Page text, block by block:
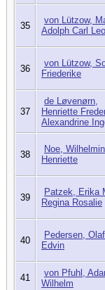
35
von Lützow,
Adolph Carl Leo
36
von Lützow,
Friederike
37
de Løvenørn,
Henriette
Alexandrine
38
Noe,
Henriette
39
Patzek, Erika
Regina Rosalie
40
Pedersen,
Edvin
41
von Pfuhl,
Wilhelm